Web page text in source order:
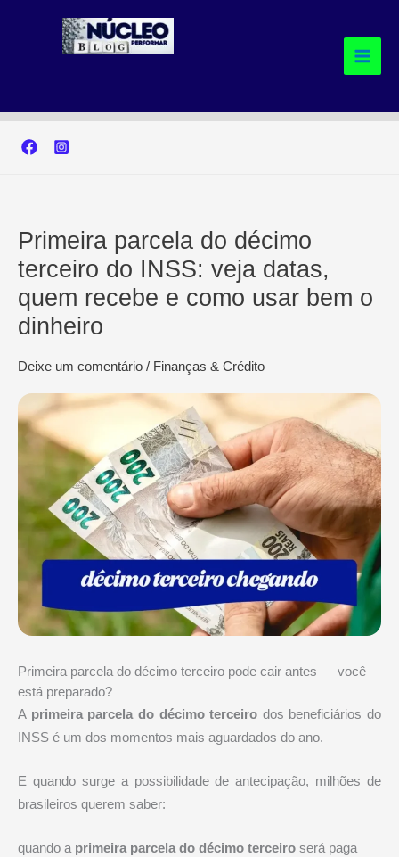
Primeira parcela do décimo
terceiro do INSS: veja datas,
quem recebe e como usar bem o
dinheiro
Deixe um comentário / Finanças & Crédito
Primeira parcela do décimo terceiro pode cair antes — você
está preparado?
A primeira parcela do décimo terceiro dos beneficiários do
INSS é um dos momentos mais aguardados do ano.
E quando surge a possibilidade de antecipação, milhões de
brasileiros querem saber:
quando a primeira parcela do décimo terceiro será paga